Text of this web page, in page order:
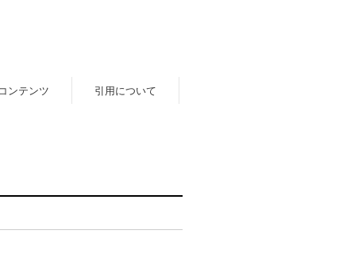
ンテンツ 引用について